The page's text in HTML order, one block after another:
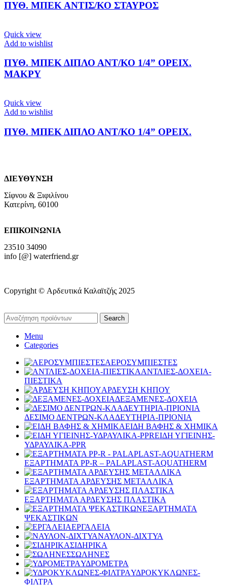
ΠΥΘ. ΜΠΕΚ ΑΝΤΙΣ/ΚΟ ΣΤΑΥΡΟΣ
Quick view
Add to wishlist
ΠΥΘ. ΜΠΕΚ ΔΙΠΛΟ ΑΝΤ/ΚΟ 1/4” ΟΡΕΙΧ.
ΜΑΚΡΥ
Quick view
Add to wishlist
ΠΥΘ. ΜΠΕΚ ΔΙΠΛΟ ΑΝΤ/ΚΟ 1/4” ΟΡΕΙΧ.
ΔΙΕΥΘΥΝΣΗ
Σίφνου & Ξιφιλίνου
Κατερίνη, 60100
ΕΠΙΚΟΙΝΩΝΙΑ
23510 34090
info [@] waterfriend.gr
Copyright © Αρδευτικά Καλαϊτζής 2025
Search
Menu
Categories
ΑΕΡΟΣΥΜΠΙΕΣΤΕΣ
ΑΝΤΛΙΕΣ-ΔΟΧΕΙΑ-
ΠΙΕΣΤΙΚΑ
ΑΡΔΕΥΣΗ ΚΗΠΟΥ
ΔΕΞΑΜΕΝΕΣ-ΔΟΧΕΙΑ
ΔΕΣΙΜΟ ΔΕΝΤΡΩΝ-ΚΛΑΔΕΥΤΗΡΙΑ-ΠΡΙΟΝΙΑ
ΕΙΔΗ ΒΑΦΗΣ & ΧΗΜΙΚΑ
ΕΙΔΗ ΥΓΙΕΙΝΗΣ-
ΥΔΡΑΥΛΙΚΑ-PPR
ΕΞΑΡΤΗΜΑΤΑ PP-R – PALAPLAST-AQUATHERM
ΕΞΑΡΤΗΜΑΤΑ ΑΡΔΕΥΣΗΣ ΜΕΤΑΛΛΙΚΑ
ΕΞΑΡΤΗΜΑΤΑ ΑΡΔΕΥΣΗΣ ΠΛΑΣΤΙΚΑ
ΕΞΑΡΤΗΜΑΤΑ
ΨΕΚΑΣΤΙΚΩΝ
ΕΡΓΑΛΕΙΑ
ΝΑΥΛΟΝ-ΔΙΧΤΥΑ
ΣΙΔΗΡΙΚΑ
ΣΩΛΗΝΕΣ
ΥΔΡΟΜΕΤΡΑ
ΥΔΡΟΚΥΚΛΩΝΕΣ-
ΦΙΛΤΡΑ